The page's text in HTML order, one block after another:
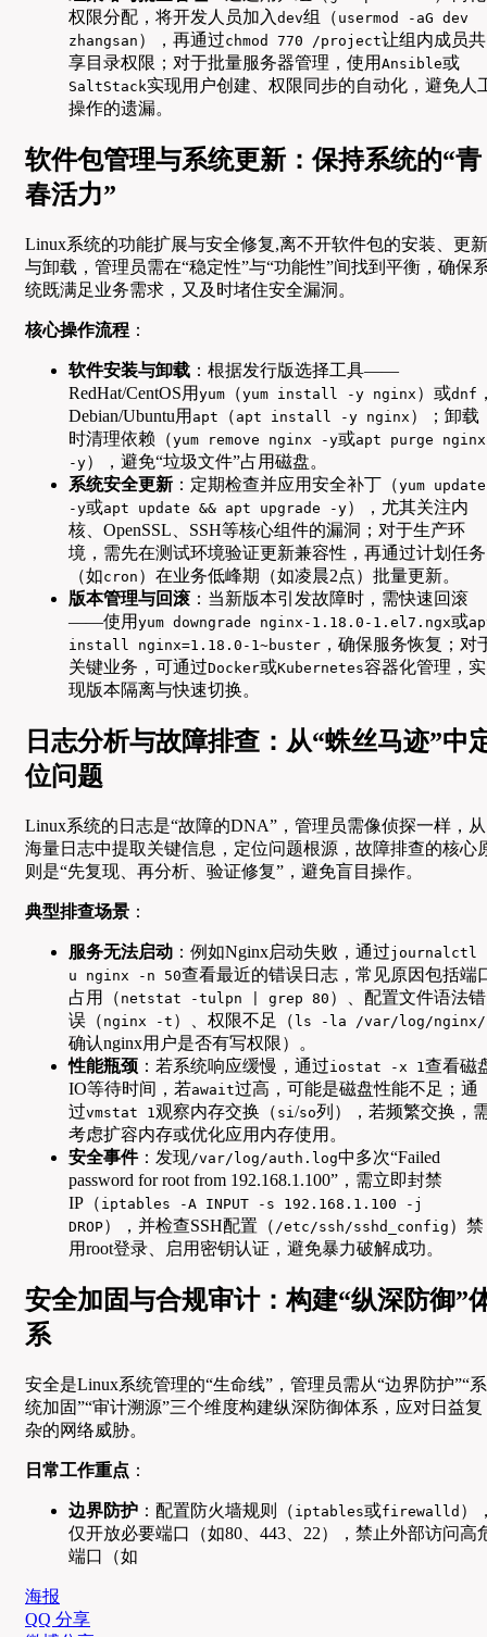
权限分配，将开发人员加入 dev组（ usermod -aG dev
zhangsan ），再通过chmod 770 /project让组内成员共
享目录权限；对于批量服务器管理，使用 Ansible或
SaltStack实现用户创建、权限同步的自动化，避免人
操作的遗漏。
软件包管理与系统更新：保持系统的“青
春活力”
Linux系统的功能扩展与安全修复,离不开软件包的安装、更新
与卸载，管理员需在“稳定性”与“功能性”间找到平衡，确保
统既满足业务需求，又及时堵住安全漏洞。
核心操作流程 ：
软件安装与卸载 ：根据发行版选择工具——
RedHat/CentOS用 yum （yum install -y nginx ）或dnf
Debian/Ubuntu用 apt （ apt install -y nginx ）；卸载
时清理依赖（yum remove nginx -y或apt purge nginx
-y），避免“垃圾文件”占用磁盘。
系统安全更新 ：定期检查并应用安全补丁（yum update
-y或apt update && apt upgrade -y），尤其关注内
核、OpenSSL、SSH等核心组件的漏洞；对于生产环
境，需先在测试环境验证更新兼容性，再通过计划任务
（如cron ）在业务低峰期（如凌晨2点）批量更新。
版本管理与回滚：当新版本引发故障时，需快速回滚
——使用 yum downgrade nginx-1.18.0-1.el7.ngx或
install nginx=1.18.0-1~buster ，确保服务恢复；对
关键业务，可通过Docker或Kubernetes容器化管理，实
现版本隔离与快速切换。
日志分析与故障排查：从“蛛丝马迹”中
位问题
Linux系统的日志是“故障的DNA”，管理员需像侦探一样，从
海量日志中提取关键信息，定位问题根源，故障排查的核心
则是“先复现、再分析、验证修复”，避免盲目操作。
典型排查场景 ：
服务无法启动 ：例如Nginx启动失败，通过journalctl
u nginx -n 50查看最近的错误日志，常见原因包括端
占用（ netstat -tulpn | grep 80 ）、配置文件语法错
误（ nginx -t ）、权限不足（ ls -la /var/log/nginx/
确认nginx用户是否有写权限）。
性能瓶颈 ：若系统响应缓慢，通过iostat -x 1 查看磁
IO等待时间，若await过高，可能是磁盘性能不足；通
过vmstat 1 观察内存交换（ si /so列），若频繁交换，
考虑扩容内存或优化应用内存使用。
安全事件：发现/var/log/auth.log中多次“Failed
password for root from 192.168.1.100”，需立即封禁
IP（ iptables -A INPUT -s 192.168.1.100 -j
DROP），并检查SSH配置（ /etc/ssh/sshd_config ）禁
用root登录、启用密钥认证，避免暴力破解成功。
安全加固与合规审计：构建“纵深防御”
系
安全是Linux系统管理的“生命线”，管理员需从“边界防护”“系
统加固”“审计溯源”三个维度构建纵深防御体系，应对日益复
杂的网络威胁。
日常工作重点 ：
边界防护 ：配置防火墙规则（ iptables或firewalld ）
仅开放必要端口（如80、443、22），禁止外部访问高
端口（如
海报
QQ 分享